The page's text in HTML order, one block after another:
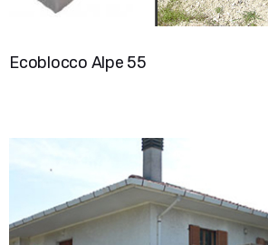
Ecoblocco Alpe 55